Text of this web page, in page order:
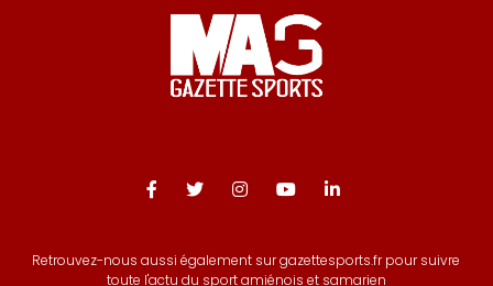
Retrouvez-nous aussi également sur gazettesports.fr pour suivre
toute l'actu du sport amiénois et samarien